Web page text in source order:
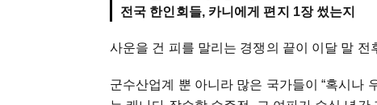
전국 한인회들, 카니에게 편지 1장 썼는지
사운을 건 피를 말리는 경쟁의 끝이 이달 말
군수산업계 뿐 아니라 많은 국가들이 “혹시나